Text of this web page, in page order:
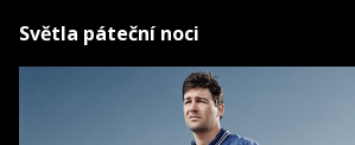
Světla páteční noci